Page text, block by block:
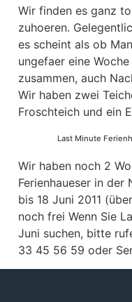
Wir finden es ganz
zuhoeren.
es scheint als ob
ungefaer eine
zusammen, auch
Wir haben zwei
Froschteich und ein
Last Minute
Wir haben noch 2
Ferienhaueser in der
bis 18 Juni 2011
noch frei Wenn Sie
Juni suchen, bitte
33 45 56 59 oder